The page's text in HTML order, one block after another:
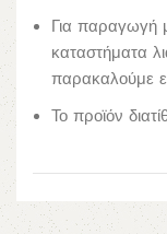
Για παραγωγή
καταστήματα
παρακαλούμε
Το προϊόν